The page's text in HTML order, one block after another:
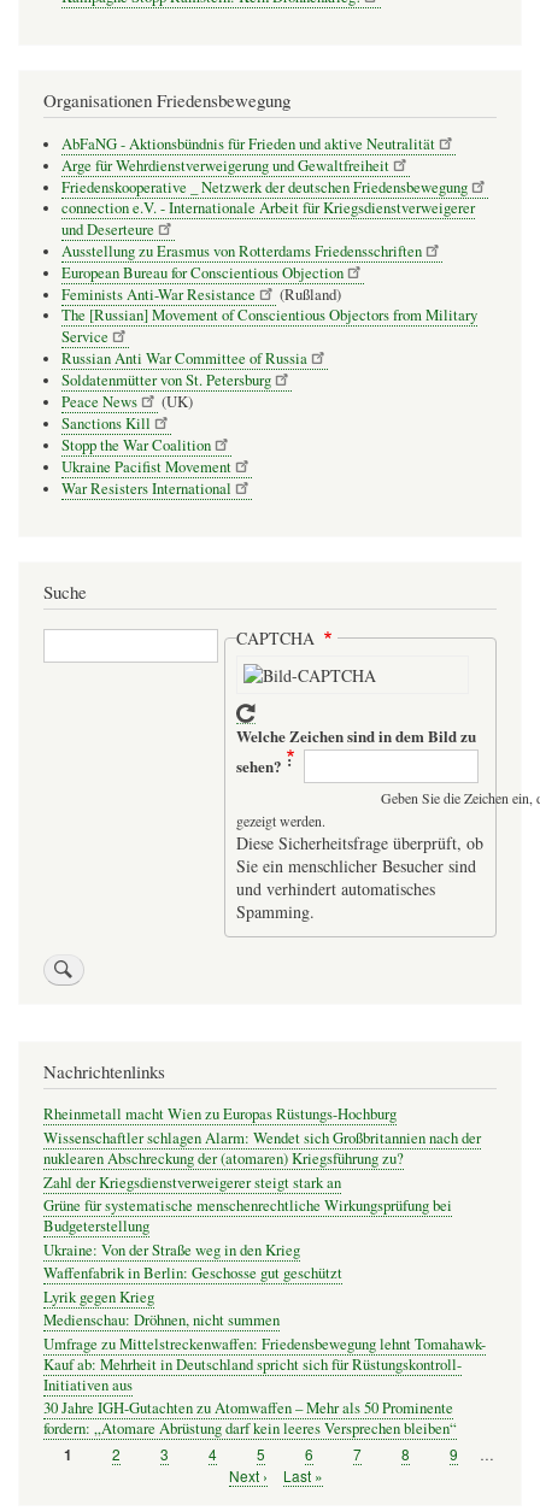
Organisationen Friedensbewegung
AbFaNG - Aktionsbündnis für Frieden und aktive Neutralität
Arge für Wehrdienstverweigerung und Gewaltfreiheit
Friedenskooperative _ Netzwerk der deutschen Friedensbewegung
connection e.V. - Inter­na­tio­nale Arbeit für Kriegs­dienst­ver­wei­gerer
und Deser­teure
Ausstellung zu Erasmus von Rotterdams Friedensschriften
European Bureau for Conscientious Objection
Feminists Anti-War Resistance
(Rußland)
The [Russian] Movement of Conscientious Objectors from Military
Service
Russian Anti War Committee of Russia
Soldatenmütter von St. Petersburg
Peace News
(UK)
Sanctions Kill
Stopp the War Coalition
Ukraine Pacifist Movement
War Resisters International
Suche
Suche CAPTCHA
Welche Zeichen sind in dem Bild zu
sehen?
Geben Sie die Zeichen
gezeigt werden.
Diese Sicherheitsfrage überprüft, ob
Sie ein menschlicher Besucher sind
und verhindert automatisches
Spamming.
Nachrichtenlinks
Rheinmetall macht Wien zu Europas Rüstungs-Hochburg
Wissenschaftler schlagen Alarm: Wendet sich Großbritannien nach der
nuklearen Abschreckung der (atomaren) Kriegsführung zu?
Zahl der Kriegsdienstverweigerer steigt stark an
Grüne für systematische menschenrechtliche Wirkungsprüfung bei
Budgeterstellung
Ukraine: Von der Straße weg in den Krieg
Waffenfabrik in Berlin: Geschosse gut geschützt
Lyrik gegen Krieg
Medienschau: Dröhnen, nicht summen
Umfrage zu Mittelstreckenwaffen: Friedensbewegung lehnt Tomahawk-
Kauf ab: Mehrheit in Deutschland spricht sich für Rüstungskontroll-
Initiativen aus
30 Jahre IGH-Gutachten zu Atomwaffen – Mehr als 50 Prominente
fordern: „Atomare Abrüstung darf kein leeres Versprechen bleiben“
Seitennummerierung
Seite
1 Seite
2 Seite
3 Seite
4 Seite
5 Seite
6 Seite
7 Seite
8 Seite
9
…
Nächste
Next ›
Letzte
Last »